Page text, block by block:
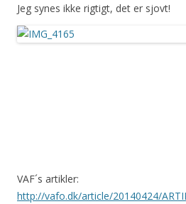
Jeg synes ikke rigtigt, det er sjovt!
VAF´s artikler:
http://vafo.dk/article/20140424/